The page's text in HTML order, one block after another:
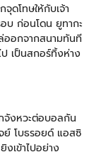
ดโทษให้กับเจ้า
บ ก่อนโดน ยูทากะ
ออกจากสนามทันที
เป็นสกอร์ทิ้งห่าง
จังหวะต่อบอลกัน
ย์ โบธรอยด์ แอสซิ
เข้าไปอย่าง